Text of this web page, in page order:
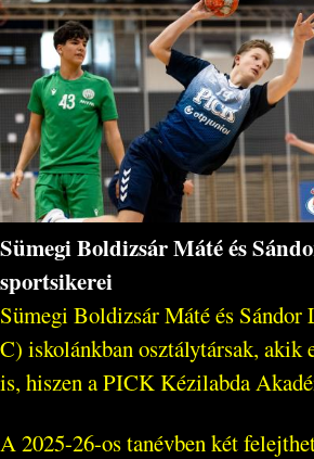
Sümegi Boldizsár Máté és
sportsikerei
Sümegi Boldizsár Máté és Sándor
C) iskolánkban osztálytársak, akik
is, hiszen a PICK Kézilabda
A 2025-26-os tanévben két